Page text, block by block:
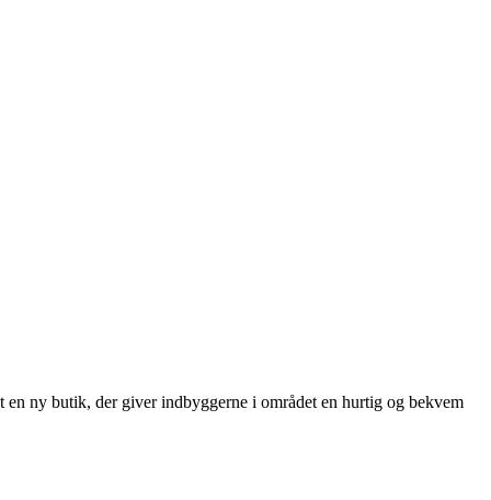
ny butik, der giver indbyggerne i området en hurtig og bekvem